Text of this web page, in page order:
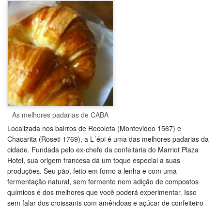
As melhores padarias de CABA
Localizada nos bairros de Recoleta (Montevideo 1567) e
Chacarita (Roseti 1769), a L´épi é uma das melhores padarias da
cidade. Fundada pelo ex-chefe da confeitaria do Marriot Plaza
Hotel, sua origem francesa dá um toque especial a suas
produções. Seu pão, feito em forno a lenha e com uma
fermentação natural, sem fermento nem adição de compostos
químicos é dos melhores que você poderá experimentar. Isso
sem falar dos croissants com amêndoas e açúcar de confeiteiro